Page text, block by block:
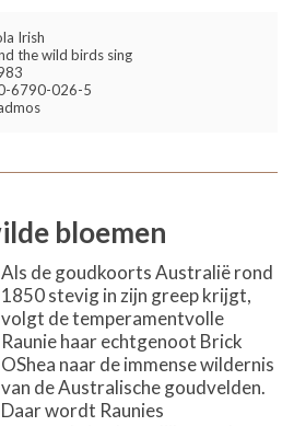
Irish
the wild birds sing
6790-026-5
bloemen
Als de goudkoorts Australië rond
1850 stevig in zijn greep krijgt,
volgt de temperamentvolle
Raunie haar echtgenoot Brick
OShea naar de immense wildernis
van de Australische goudvelden.
Daar wordt Raunies